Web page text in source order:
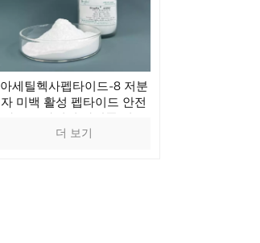
아세틸헥사펩타이드-8 저분
자 미백 활성 펩타이드 안전
하고 효과적인 화장품 원료
더 보기